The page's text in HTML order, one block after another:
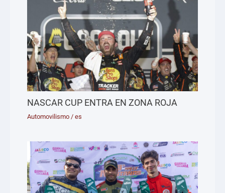
NASCAR CUP ENTRA EN ZONA ROJA
Automovilismo /es